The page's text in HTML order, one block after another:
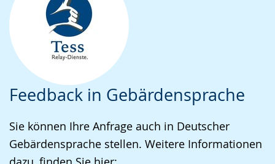
Feedback in Gebärdensprache
Sie können Ihre Anfrage auch in Deutscher
Gebärdensprache stellen. Weitere Informationen